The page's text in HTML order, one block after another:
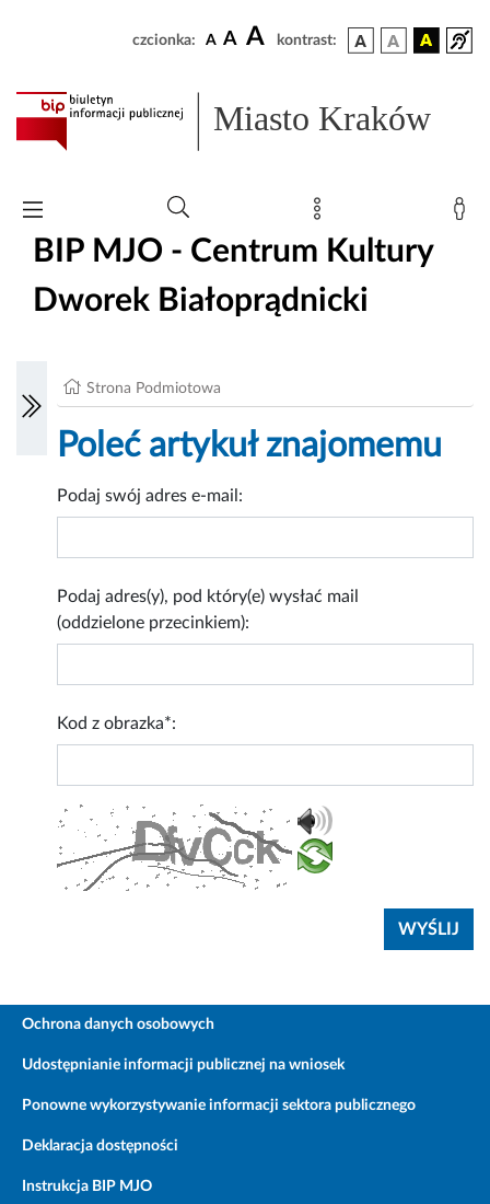
czcionka: A A A kontrast:
Miasto Kraków
BIP MJO - Centrum Kultury
Dworek Białoprądnicki
Strona Podmiotowa
Poleć artykuł znajomemu
Podaj swój adres e-mail:
Podaj adres(y), pod który(e) wysłać mail
(oddzielone przecinkiem):
Kod z obrazka*:
Ochrona danych osobowych
Udostępnianie informacji publicznej na wniosek
Ponowne wykorzystywanie informacji sektora publicznego
Deklaracja dostępności
Instrukcja BIP MJO